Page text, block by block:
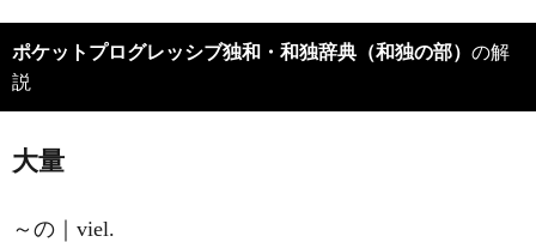
ポケットプログレッシブ独和・和独辞典（和独の部） の解
説
大量
～の｜viel.